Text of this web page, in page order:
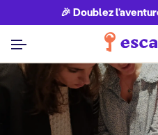
🎉 Doublez